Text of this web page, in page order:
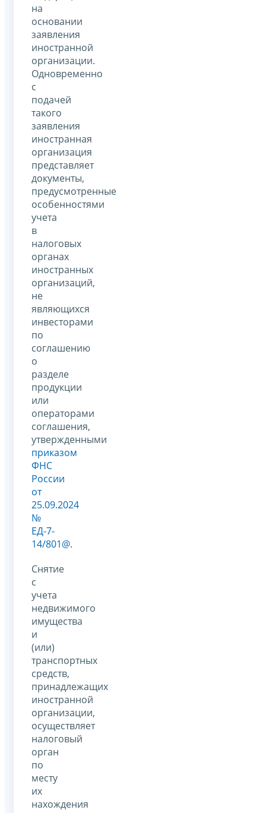
на
основании
заявления
иностранной
организации.
Одновременно
с
подачей
такого
заявления
иностранная
организация
представляет
документы,
предусмотренные
особенностями
учета
в
налоговых
органах
иностранных
организаций,
не
являющихся
инвесторами
по
соглашению
о
разделе
продукции
или
операторами
соглашения,
утвержденными
приказом
ФНС
России
от
25.09.2024
№
ЕД-7-
14/801@.
Снятие
с
учета
недвижимого
имущества
и
(или)
транспортных
средств,
принадлежащих
иностранной
организации,
осуществляет
налоговый
орган
по
месту
их
нахождения